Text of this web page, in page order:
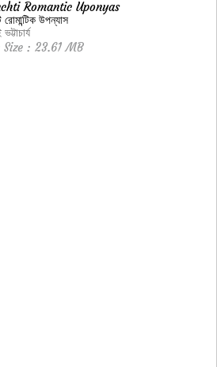
Romantic Uponyas
রোমান্টিক উপন্যাস
Size : 23.61 MB